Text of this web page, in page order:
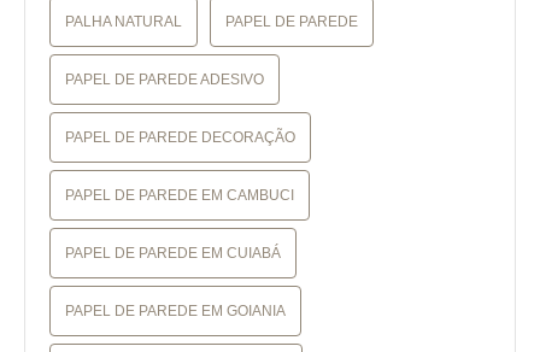
PALHA NATURAL PAPEL DE PAREDE
PAPEL DE PAREDE ADESIVO
PAPEL DE PAREDE DECORAÇÃO
PAPEL DE PAREDE EM CAMBUCI
PAPEL DE PAREDE EM CUIABÁ
PAPEL DE PAREDE EM GOIANIA